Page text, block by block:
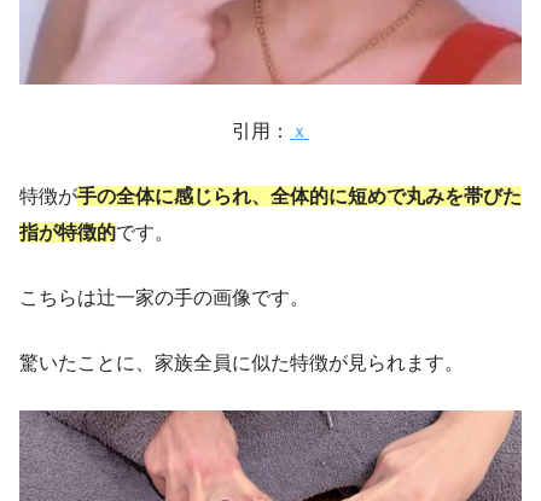
引用： ｘ
特徴が手の全体に感じられ、全体的に短めで丸みを帯びた
指が特徴的です。
こちらは辻一家の手の画像です。
驚いたことに、家族全員に似た特徴が見られます。